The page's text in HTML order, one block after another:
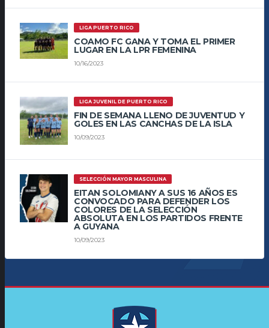
LIGA PUERTO RICO
COAMO FC GANA Y TOMA EL PRIMER
LUGAR EN LA LPR FEMENINA
10/16/2023
LIGA JUVENIL DE PUERTO RICO
FIN DE SEMANA LLENO DE JUVENTUD Y
GOLES EN LAS CANCHAS DE LA ISLA
10/09/2023
SELECCIÓN MAYOR MASCULINA
EITAN SOLOMIANY A SUS 16 AÑOS ES
CONVOCADO PARA DEFENDER LOS
COLORES DE LA SELECCIÓN
ABSOLUTA EN LOS PARTIDOS FRENTE
A GUYANA
10/09/2023